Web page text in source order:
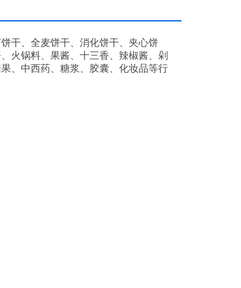
干、全麦饼干、消化饼干、夹心饼
火锅料、果酱、十三香、辣椒酱、剁
、中西药、糖浆、胶囊、化妆品等行